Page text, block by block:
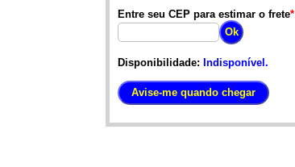
Entre seu CEP para estimar o frete*
Disponibilidade: Indisponível.